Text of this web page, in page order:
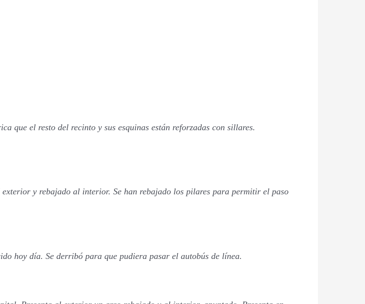
que el resto del recinto y sus esquinas están reforzadas con sillares.
y rebajado al interior. Se han rebajado los pilares para permitir el paso
hoy día. Se derribó para que pudiera pasar el autobús de línea.